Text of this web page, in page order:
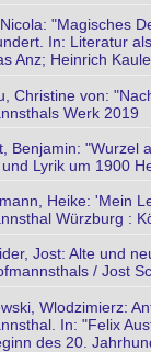
"Magisches
In: Literatur
Anz; Heinrich
Christine von:
Werk 2019
Benjamin: "Wurzel
und Lyrik um 1900
Heike: 'Mein
Würzburg :
Jost: Alte und
/ Jost
Wlodzimierz:
In: "Felix
des 20.